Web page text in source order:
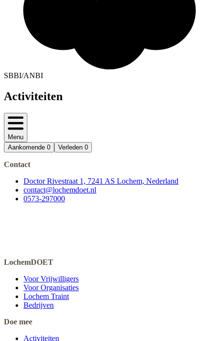
SBBI/ANBI
Activiteiten
Menu
Aankomende 0 Verleden 0
Contact
Doctor Rivestraat 1, 7241 AS Lochem, Nederland
contact@lochemdoet.nl
0573-297000
LochemDOET
Voor Vrijwilligers
Voor Organisaties
Lochem Traint
Bedrijven
Doe mee
Activiteiten